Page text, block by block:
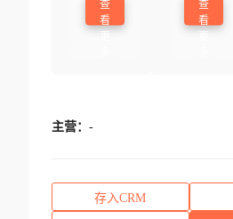
查
看
查
看
主营： -
存入CRM